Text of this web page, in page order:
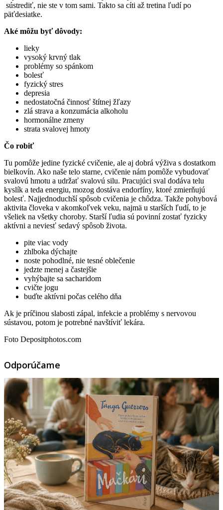
sústrediť, nie ste v tom sami. Takto sa cíti až tretina ľudí po
päťdesiatke.
Aké môžu byť dôvody:
lieky
vysoký krvný tlak
problémy so spánkom
bolesť
fyzický stres
depresia
nedostatočná činnosť štítnej žľazy
zlá strava a konzumácia alkoholu
hormonálne zmeny
strata svalovej hmoty
Čo robiť
Tu pomôže jedine fyzické cvičenie, ale aj dobrá výživa s dostatkom
bielkovín. Ako naše telo starne, cvičenie nám pomôže vybudovať
svalovú hmotu a udržať svalovú silu. Pracujúci sval dodáva telu
kyslík a teda energiu, mozog dostáva endorfíny, ktoré zmierňujú
bolesť. Najjednoduchší spôsob cvičenia je chôdza. Takže pohybová
aktivita človeka v akomkoľvek veku, najmä u starších ľudí, to je
všeliek na všetky choroby. Starší ľudia sú povinní zostať fyzicky
aktívni a neviesť sedavý spôsob života.
pite viac vody
zhlboka dýchajte
noste pohodlné, nie tesné oblečenie
jedzte menej a častejšie
vyhýbajte sa sacharidom
cvičte jogu
buďte aktívni počas celého dňa
Ak je príčinou slabosti zápal, infekcie a problémy s nervovou
sústavou, potom je potrebné navštíviť lekára.
Foto Depositphotos.com
Odporúčame